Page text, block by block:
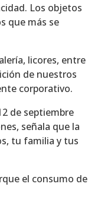
Los objetos
que más se
licores, entre
de nuestros
corporativo.
de septiembre
señala que la
tu familia y tus
el consumo de